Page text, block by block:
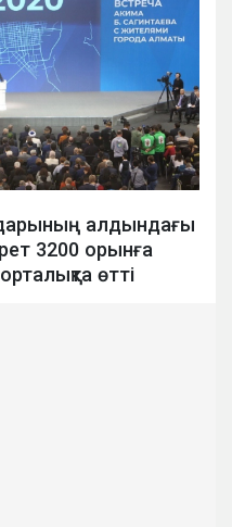
алдындағы
3200 орынға
өтті